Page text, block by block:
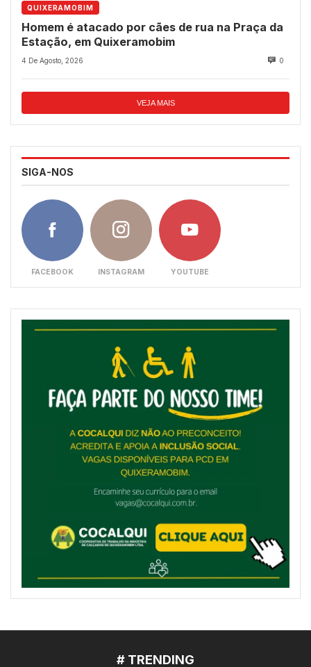
QUIXERAMOBIM
Homem é atacado por cães de rua na Praça da
Estação, em Quixeramobim
4 De Agosto, 2026 0
VEJA MAIS
SIGA-NOS
FACEBOOK INSTAGRAM YOUTUBE
# TRENDING